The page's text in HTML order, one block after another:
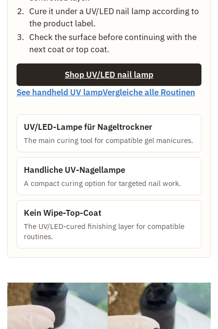
Cure it under a UV/LED nail lamp according to
the product label.
Check the surface before continuing with the
next coat or top coat.
Shop UV/LED nail lamp
See handheld UV lampVergleiche alle Routinen
UV/LED-Lampe für Nageltrockner
The main curing tool for compatible gel manicures.
Handliche UV-Nagellampe
A compact curing option for targeted nail work.
Kein Wipe-Top-Coat
The UV/LED-cured finishing layer for compatible
routines.